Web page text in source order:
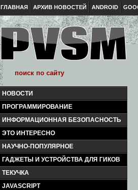
ГЛАВНАЯ АРХИВ НОВОСТЕЙ ANDROID
НОВОСТИ
ПРОГРАММИРОВАНИЕ
ИНФОРМАЦИОННАЯ БЕЗОПАСНОСТЬ
ЭТО ИНТЕРЕСНО
НАУЧНО-ПОПУЛЯРНОЕ
ГАДЖЕТЫ И УСТРОЙСТВА ДЛЯ ГИКОВ
ТЕКУЧКА
JAVASCRIPT